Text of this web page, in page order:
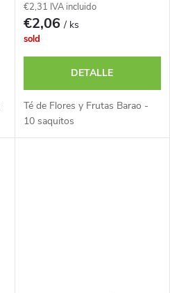
€2,31 IVA incluido
€2,06/ ks
sold
DETALLE
Té de Flores y Frutas Barao -
10 saquitos